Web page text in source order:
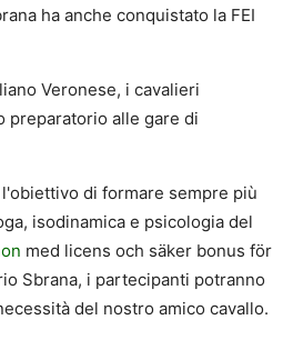
ha anche conquistato la FEI
Veronese, i cavalieri
preparatorio alle gare di
di formare sempre più
isodinamica e psicologia del
med licens och säker bonus för
Sbrana, i partecipanti potranno
del nostro amico cavallo.